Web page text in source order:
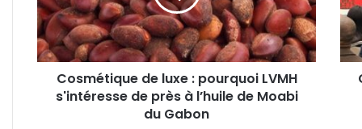
LVMH
s'intéresse
de
près
l’huile
Cosmétique de luxe : pourquoi LVMH
s'intéresse de près à l’huile de Moabi
du Gabon
le
les